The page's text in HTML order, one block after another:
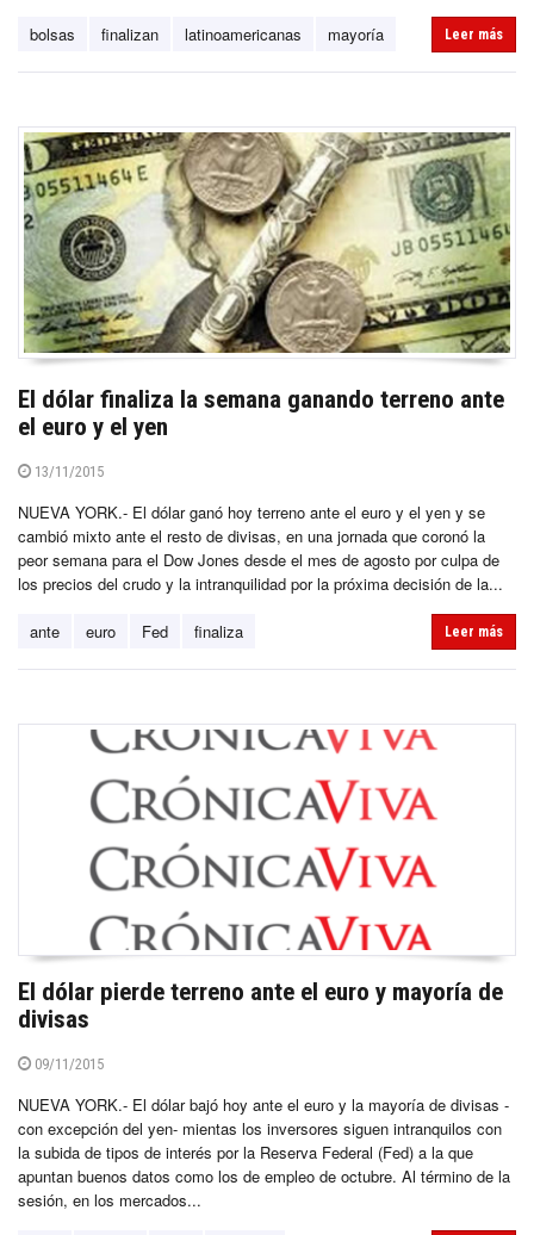
bolsas finalizan latinoamericanas mayoría Leer más
El dólar finaliza la semana ganando terreno ante
el euro y el yen
13/11/2015
NUEVA YORK.- El dólar ganó hoy terreno ante el euro y el yen y se
cambió mixto ante el resto de divisas, en una jornada que coronó la
peor semana para el Dow Jones desde el mes de agosto por culpa de
los precios del crudo y la intranquilidad por la próxima decisión de la...
ante euro Fed finaliza Leer más
El dólar pierde terreno ante el euro y mayoría de
divisas
09/11/2015
NUEVA YORK.- El dólar bajó hoy ante el euro y la mayoría de divisas -
con excepción del yen- mientas los inversores siguen intranquilos con
la subida de tipos de interés por la Reserva Federal (Fed) a la que
apuntan buenos datos como los de empleo de octubre. Al término de la
sesión, en los mercados...